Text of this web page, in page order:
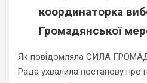
координаторка
Громадянської
Як повідомляла СИЛА
Рада ухвалила постанову про